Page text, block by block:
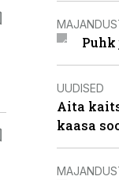
UUDISED
Aita
kaasa